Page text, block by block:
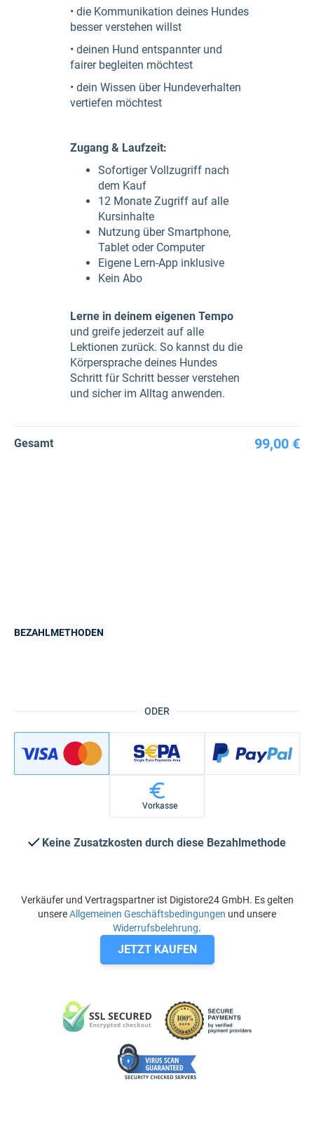
• die Kommunikation deines Hundes
besser verstehen willst
• deinen Hund entspannter und
fairer begleiten möchtest
• dein Wissen über Hundeverhalten
vertiefen möchtest
Zugang & Laufzeit:
Sofortiger Vollzugriff nach
dem Kauf
12 Monate Zugriff auf alle
Kursinhalte
Nutzung über Smartphone,
Tablet oder Computer
Eigene Lern-App inklusive
Kein Abo
Lerne in deinem eigenen Tempo
und greife jederzeit auf alle
Lektionen zurück. So kannst du die
Körpersprache deines Hundes
Schritt für Schritt besser verstehen
und sicher im Alltag anwenden.
Gesamt 99,00 €
ODER
BEZAHLMETHODEN
Vorkasse
Keine Zusatzkosten durch diese Bezahlmethode
Verkäufer und Vertragspartner ist Digistore24 GmbH. Es gelten
unsereAllgemeinen Geschäftsbedingungen und unsere
Widerrufsbelehrung.
JETZT KAUFEN